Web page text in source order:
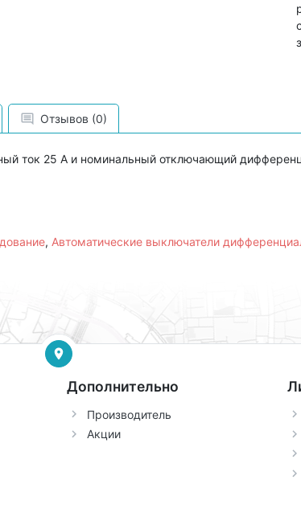
Отзывов (0)
ток 25 А и номинальный отключающий
, Автоматические выключатели
Дополнительно
Производитель
Акции